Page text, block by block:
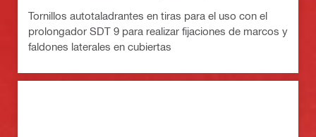
Tornillos autotaladrantes en tiras para el uso con el
prolongador SDT 9 para realizar fijaciones de marcos y
faldones laterales en cubiertas